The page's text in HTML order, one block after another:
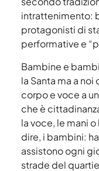
intrattenimento:
protagonisti di
performative e
Bambine e
la Santa ma a
corpo e voce a
che è
la voce, le mani
dire, i bambini:
assistono ogni
strade del